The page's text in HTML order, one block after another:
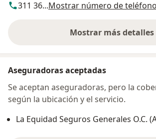
311 36...Mostrar número de teléfono
Mostrar más detalles
sobre la
Aseguradoras aceptadas
Se aceptan aseguradoras, pero la
según la ubicación y el servicio.
La Equidad Seguros Generales O.C.